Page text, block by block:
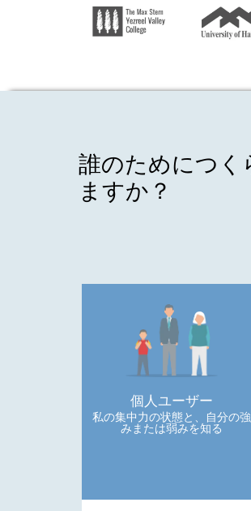
誰のためにつく
ますか？
個人ユーザー
私の集中力の状態と、自分の強
みまたは弱みを知る